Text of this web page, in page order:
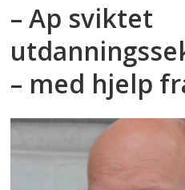
– Ap sviktet
– med hjelp